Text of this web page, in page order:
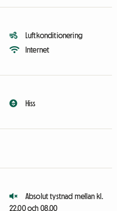
Luftkonditionering
Internet
Hiss
Absolut tystnad mellan kl.
22.00 och 08.00